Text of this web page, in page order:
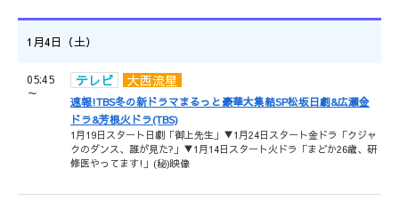
1月4日（土）
05:45
～
テレビ 大西流星
速報!TBS冬の新ドラマまるっと豪華大集結SP松坂日劇&広瀬金
ドラ&芳根火ドラ(TBS)
1月19日スタート日劇「御上先生」▼1月24日スタート金ドラ「クジャ
クのダンス、誰が見た?」▼1月14日スタート火ドラ「まどか26歳、研
修医やってます!」(秘)映像